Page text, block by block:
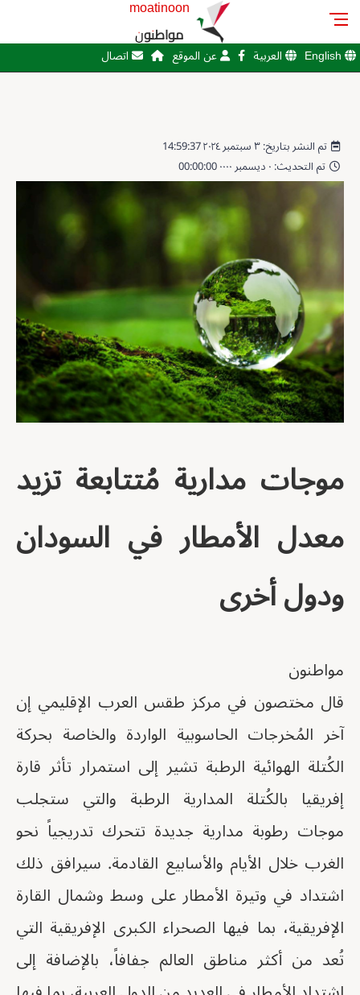
moatinoon
مواطنون
English العربية عن الموقع اتصال
تم النشر بتاريخ: ٣ سبتمبر ٢٠٢٤ 14:59:37
تم التحديث: ٠ ديسمبر ٠٠٠٠ 00:00:00
موجات مدارية مُتتابعة تزيد
معدل الأمطار في السودان
ودول أخرى
مواطنون
قال مختصون في مركز طقس العرب الإقليمي إن
آخر المُخرجات الحاسوبية الواردة والخاصة بحركة
الكُتلة الهوائية الرطبة تشير إلى استمرار تأثر قارة
إفريقيا بالكُتلة المدارية الرطبة والتي ستجلب
موجات رطوبة مدارية جديدة تتحرك تدريجياً نحو
الغرب خلال الأيام والأسابيع القادمة. سيرافق ذلك
اشتداد في وتيرة الأمطار على وسط وشمال القارة
الإفريقية، بما فيها الصحراء الكبرى الإفريقية التي
تُعد من أكثر مناطق العالم جفافاً، بالإضافة إلى